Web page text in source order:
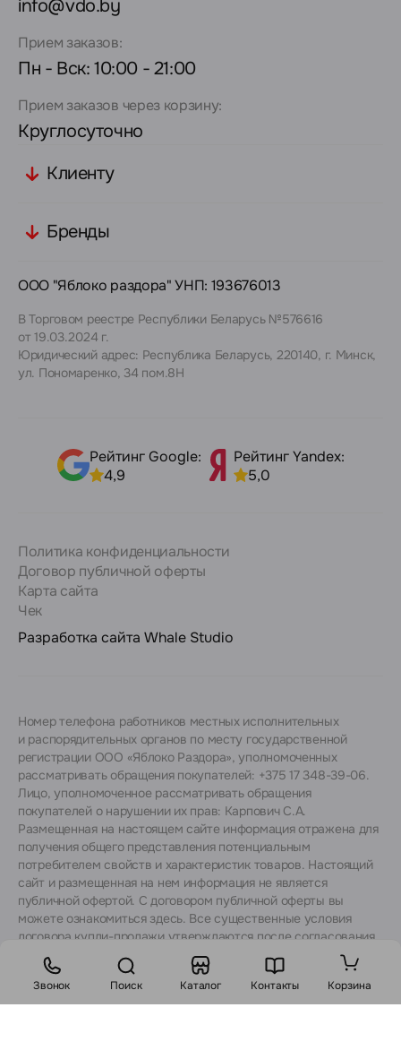
info@vdo.by
Прием заказов:
Пн - Вск: 10:00 - 21:00
Прием заказов через корзину:
Круглосуточно
Клиенту
Бренды
ООО "Яблоко раздора" УНП: 193676013
В Торговом реестре Республики Беларусь №576616
от 19.03.2024 г.
Юридический адрес: Республика Беларусь, 220140, г. Минск,
ул. Пономаренко, 34 пом.8Н
Рейтинг Google:
4,9
Рейтинг Yandex:
5,0
Политика конфиденциальности
Договор публичной оферты
Карта сайта
Чек
Разработка сайта Whale Studio
Номер телефона работников местных исполнительных
и распорядительных органов по месту государственной
регистрации ООО «Яблоко Раздора», уполномоченных
рассматривать обращения покупателей: +375 17 348-39-06.
Лицо, уполномоченное рассматривать обращения
покупателей о нарушении их прав: Карпович С.А.
Размещенная на настоящем сайте информация отражена для
получения общего представления потенциальным
потребителем свойств и характеристик товаров. Настоящий
сайт и размещенная на нем информация не является
публичной офертой. С договором публичной оферты вы
можете ознакомиться здесь. Все существенные условия
договора купли-продажи утверждаются после согласования
с консультантами.
Звонок Поиск Каталог Контакты Корзина